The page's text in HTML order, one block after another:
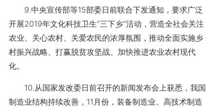
9.中央宣传部等15部委日前联合下发通知，要求广泛
开展2019年文化科技卫生“三下乡”活动，营造全社会关注
农业、关心农村、关爱农民的浓厚氛围，推动全面实施乡
村振兴战略、打赢脱贫攻坚战、加快推进农业农村现代
化。
10.从国家发改委日前召开的新闻发布会上获悉，我国
制造业结构持续改善，11月份，装备制造业、高技术制造